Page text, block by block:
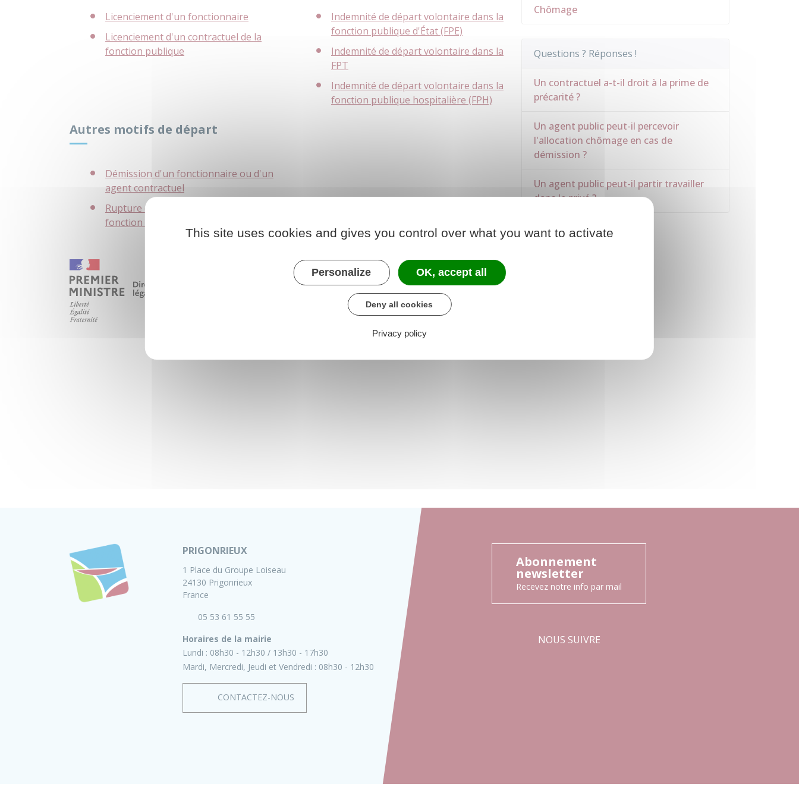
Licenciement d'un fonctionnaire
Licenciement d'un contractuel de la
fonction publique
Indemnité de départ volontaire dans la
fonction publique d'État (FPE)
Indemnité de départ volontaire dans la
FPT
Indemnité de départ volontaire dans la
fonction publique hospitalière (FPH)
Autres motifs de départ
Démission d'un fonctionnaire ou d'un
agent contractuel
Rupture conventionnelle dans la
fonction publique
Chômage
Questions ? Réponses !
Un contractuel a-t-il droit à la prime de
précarité ?
Un agent public peut-il percevoir
l'allocation chômage en cas de
démission ?
Un agent public peut-il partir travailler
dans le privé ?
PRIGONRIEUX
1 Place du Groupe Loiseau
24130 Prigonrieux
France
05 53 61 55 55
Horaires de la mairie
Lundi : 08h30 - 12h30
13h30 - 17h30
Mardi, Mercredi, Jeudi et Vendredi : 08h30 - 12h30
CONTACTEZ-NOUS
Abonnement
newsletter
Recevez notre info par mail
NOUS SUIVRE
This site uses cookies and gives you control over what you want to activate
Personalize OK, accept all
Deny all cookies
Privacy policy